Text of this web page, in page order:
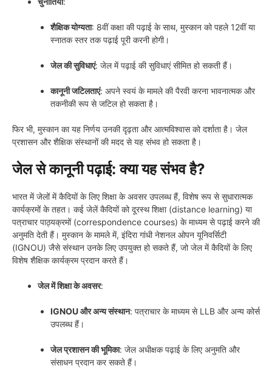
शैक्षिक योग्यता: 8वीं कक्षा की पढ़ाई के साथ, मुस्कान को पहले 12वीं या
स्नातक स्तर तक पढ़ाई पूरी करनी होगी।
जेल की सुविधाएं: जेल में पढ़ाई की सुविधाएं सीमित हो सकती हैं।
कानूनी जटिलताएं: अपने स्वयं के मामले की पैरवी करना भावनात्मक और
तकनीकी रूप से जटिल हो सकता है।
फिर भी, मुस्कान का यह निर्णय उनकी दृढ़ता और आत्मविश्वास को दर्शाता है। जेल
प्रशासन और शैक्षिक संस्थानों की मदद से यह संभव हो सकता है।
जेल से कानूनी पढ़ाई: क्या यह संभव है?
भारत में जेलों में कैदियों के लिए शिक्षा के अवसर उपलब्ध हैं, विशेष रूप से सुधारात्मक
कार्यक्रमों के तहत। कई जेलें कैदियों को दूरस्थ शिक्षा (distance learning) या
पत्राचार पाठ्यक्रमों (correspondence courses) के माध्यम से पढ़ाई करने की
अनुमति देती हैं। मुस्कान के मामले में, इंदिरा गांधी नेशनल ओपन यूनिवर्सिटी
(IGNOU) जैसे संस्थान उनके लिए उपयुक्त हो सकते हैं, जो जेल में कैदियों के लिए
विशेष शैक्षिक कार्यक्रम प्रदान करते हैं।
जेल में शिक्षा के अवसर:
IGNOU और अन्य संस्थान: पत्राचार के माध्यम से LLB और अन्य कोर्स
उपलब्ध हैं।
जेल प्रशासन की भूमिका: जेल अधीक्षक पढ़ाई के लिए अनुमति और
संसाधन प्रदान कर सकते हैं।